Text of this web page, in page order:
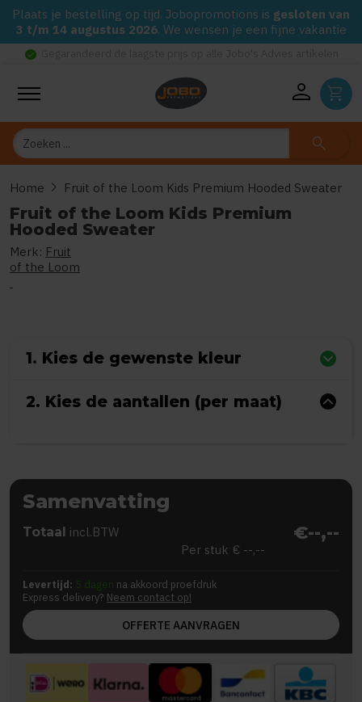
Plaats je bestelling op tijd. Jobopromotions is gesloten van
3 t/m 14 augustus 2026. We wensen je een fijne vakantie
check_circle
person shopping_cart
Zoeken search
Home chevron_right Fruit of the Loom Kids Premium Hooded Sweater
Fruit of the Loom Kids Premium
Hooded Sweater
Merk: Fruit
of the Loom
1. Kies de gewenste kleur
2. Kies de aantallen (per maat)
Samenvatting
Totaal incl.BTW €--,--
Per stuk € --,--
Levertijd: 5 dagen na akkoord proefdruk
Express delivery? Neem contact op!
OFFERTE AANVRAGEN